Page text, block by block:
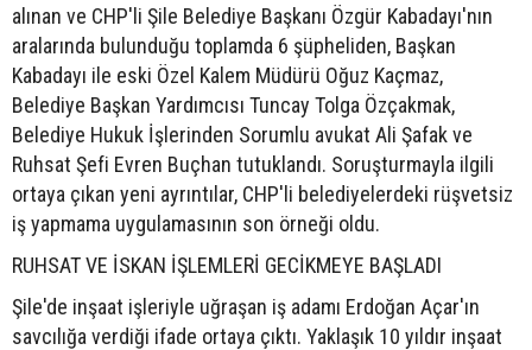
alınan ve CHP'li Şile Belediye Başkanı Özgür Kabadayı'nın
aralarında bulunduğu toplamda 6 şüpheliden, Başkan
Kabadayı ile eski Özel Kalem Müdürü Oğuz Kaçmaz,
Belediye Başkan Yardımcısı Tuncay Tolga Özçakmak,
Belediye Hukuk İşlerinden Sorumlu avukat Ali Şafak ve
Ruhsat Şefi Evren Buçhan tutuklandı. Soruşturmayla ilgili
ortaya çıkan yeni ayrıntılar, CHP'li belediyelerdeki rüşvetsiz
iş yapmama uygulamasının son örneği oldu.
RUHSAT VE İSKAN İŞLEMLERİ GECİKMEYE BAŞLADI
Şile'de inşaat işleriyle uğraşan iş adamı Erdoğan Açar'ın
savcılığa verdiği ifade ortaya çıktı. Yaklaşık 10 yıldır inşaat